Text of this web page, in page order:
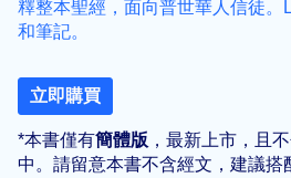
釋整本聖經，面向普世華人信徒。
和筆記。
立即購買
*本書僅有簡體版 ，最新上市，且
中。請留意本書不含經文，建議搭